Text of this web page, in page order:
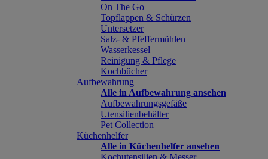
On The Go
Topflappen & Schürzen
Untersetzer
Salz- & Pfeffermühlen
Wasserkessel
Reinigung & Pflege
Kochbücher
Aufbewahrung
Alle in Aufbewahrung ansehen
Aufbewahrungsgefäße
Utensilienbehälter
Pet Collection
Küchenhelfer
Alle in Küchenhelfer ansehen
Kochutensilien & Messer